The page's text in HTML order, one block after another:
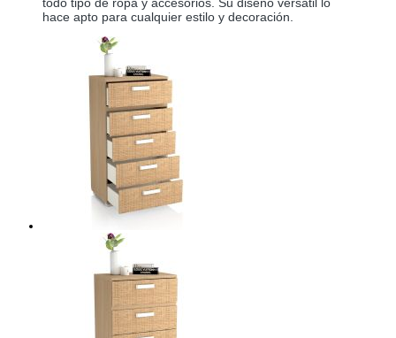
todo tipo de ropa y accesorios. Su diseño versátil lo
hace apto para cualquier estilo y decoración.